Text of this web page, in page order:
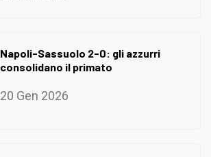
Napoli-Sassuolo 2-0: gli azzurri
consolidano il primato
20 Gen 2026